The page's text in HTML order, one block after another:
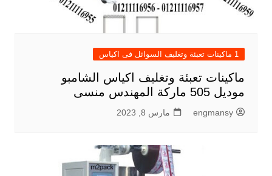
1 ماكينات تعبئة وتغليف السوائل فى اكياس
ماكينات تعبئة وتغليف اكياس الشامبو
موديل 505 ماركة المهندس منسى
engmansy مارس 8, 2023